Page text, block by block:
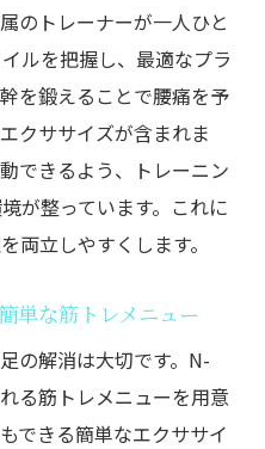
のトレーナーが一人ひと
ルを把握し、最適なプラ
を鍛えることで腰痛を予
クササイズが含まれま
できるよう、トレーニン
が整っています。これに
両立しやすくします。
単な筋トレメニュー
の解消は大切です。N-
る筋トレメニューを用意
できる簡単なエクササイ